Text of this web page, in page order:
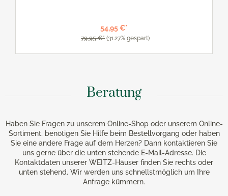
54,95 €*
79,95 €* (31.27% gespart)
Beratung
Haben Sie Fragen zu unserem Online-Shop oder unserem Online-
Sortiment, benötigen Sie Hilfe beim Bestellvorgang oder haben
Sie eine andere Frage auf dem Herzen? Dann kontaktieren Sie
uns gerne über die unten stehende E-Mail-Adresse. Die
Kontaktdaten unserer WEITZ-Häuser finden Sie rechts oder
unten stehend. Wir werden uns schnellstmöglich um Ihre
Anfrage kümmern.